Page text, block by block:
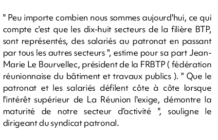
" Peu importe combien nous sommes aujourd'hui, ce qui
compte c'est que les dix-huit secteurs de la filière BTP,
sont représentés, des salariés au patronat en passant
par tous les autres secteurs ", estime pour sa part Jean-
Marie Le Bourvellec, président de la FRBTP ( fédération
réunionnaise du bâtiment et travaux publics ). " Que le
patronat et les salariés défilent côte à côte lorsque
l'intérêt supérieur de La Réunion l'exige, démontre la
maturité de notre secteur d'activité ", souligne le
dirigeant du syndicat patronal.